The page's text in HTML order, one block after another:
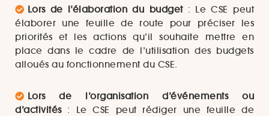
Lors de l’élaboration du budget: Le CSE peut
élaborer une feuille de route pour préciser les
priorités et les actions qu’il souhaite mettre en
place dans le cadre de l’utilisation des budgets
alloués au fonctionnement du CSE.
Lors de l’organisation d’événements ou
d’activités: Le CSE peut rédiger une feuille de